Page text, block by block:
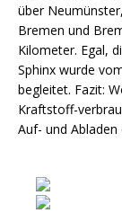
über
Bremen und
Kilometer. Egal,
Sphinx wurde
begleitet. Fazit:
Kraftstoff-
Auf- und